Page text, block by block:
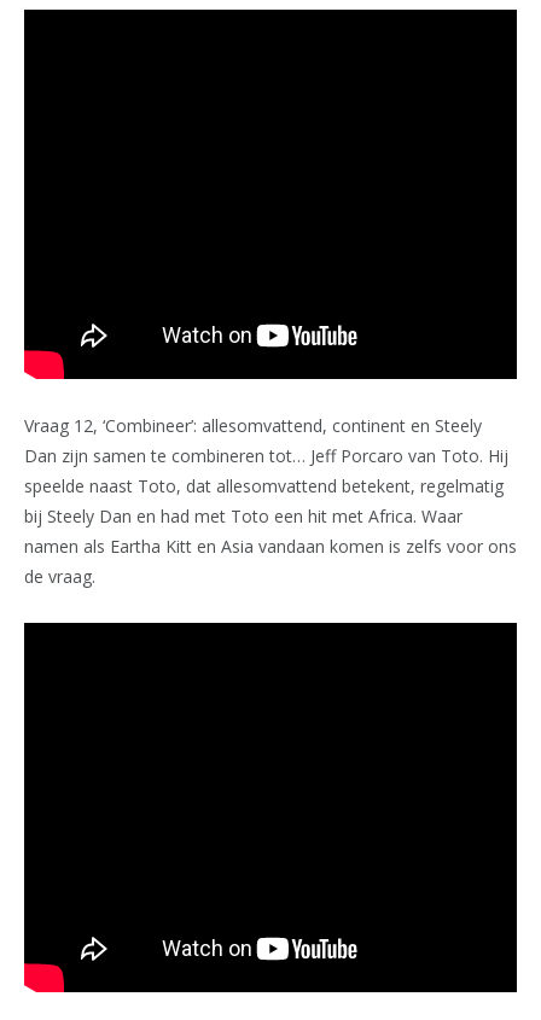
Vraag 12, ‘Combineer’: allesomvattend, continent en Steely
Dan zijn samen te combineren tot… Jeff Porcaro van Toto. Hij
speelde naast Toto, dat allesomvattend betekent, regelmatig
bij Steely Dan en had met Toto een hit met Africa. Waar
namen als Eartha Kitt en Asia vandaan komen is zelfs voor ons
de vraag.